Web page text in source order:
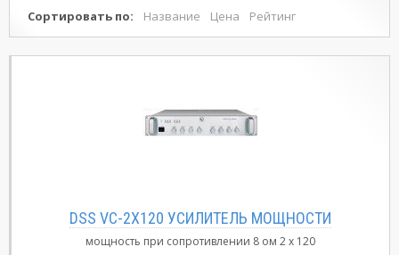
Сортировать по: Название Цена Рейтинг
DSS VC-2X120 УСИЛИТЕЛЬ МОЩНОСТИ
мощность при сопротивлении 8 ом 2 x 120